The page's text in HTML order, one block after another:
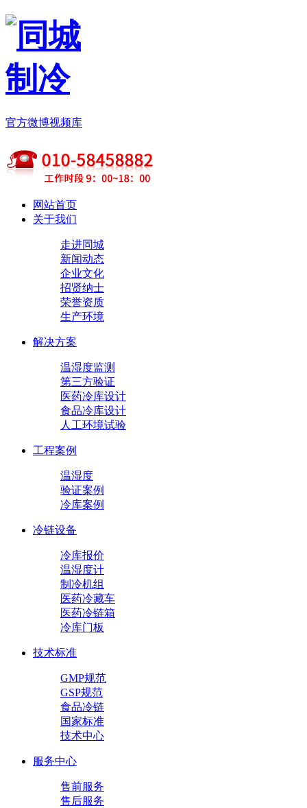
官方微博视频库
网站首页
关于我们
走进同城
新闻动态
企业文化
招贤纳士
荣誉资质
生产环境
解决方案
温湿度监测
第三方验证
医药冷库设计
食品冷库设计
人工环境试验
工程案例
温湿度
验证案例
冷库案例
冷链设备
冷库报价
温湿度计
制冷机组
医药冷藏车
医药冷链箱
冷库门板
技术标准
GMP规范
GSP规范
食品冷链
国家标准
技术中心
服务中心
售前服务
售后服务